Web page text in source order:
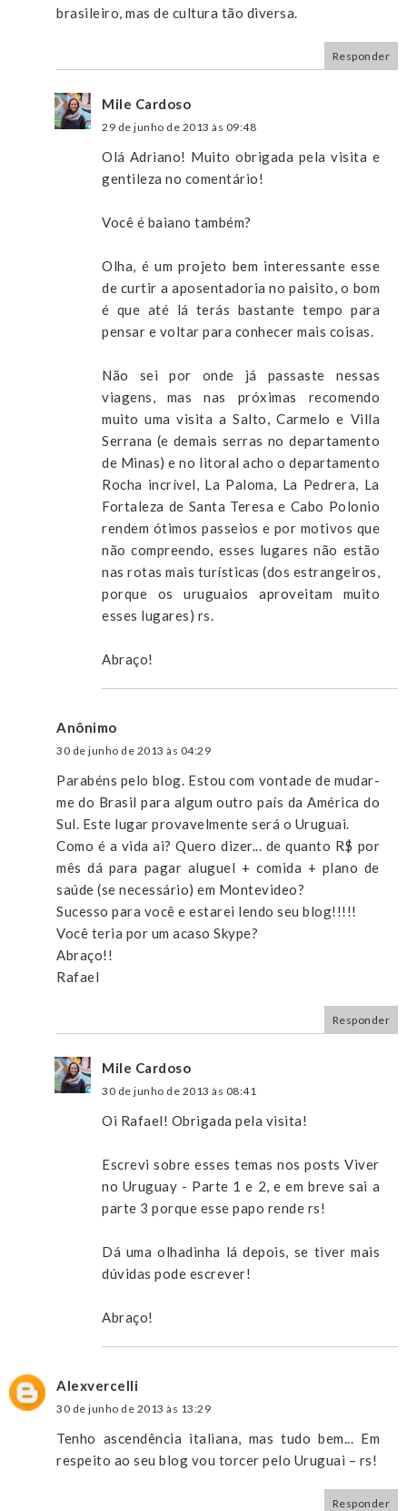
brasileiro, mas de cultura tão diversa.
Responder
Mile Cardoso
29 de junho de 2013 às 09:48
Olá Adriano! Muito obrigada pela visita e
gentileza no comentário!
Você é baiano também?
Olha, é um projeto bem interessante esse
de curtir a aposentadoria no paisito, o bom
é que até lá terás bastante tempo para
pensar e voltar para conhecer mais coisas.
Não sei por onde já passaste nessas
viagens, mas nas próximas recomendo
muito uma visita a Salto, Carmelo e Villa
Serrana (e demais serras no departamento
de Minas) e no litoral acho o departamento
Rocha incrível, La Paloma, La Pedrera, La
Fortaleza de Santa Teresa e Cabo Polonio
rendem ótimos passeios e por motivos que
não compreendo, esses lugares não estão
nas rotas mais turísticas (dos estrangeiros,
porque os uruguaios aproveitam muito
esses lugares) rs.
Abraço!
Anônimo
30 de junho de 2013 às 04:29
Parabéns pelo blog. Estou com vontade de mudar-
me do Brasil para algum outro país da América do
Sul. Este lugar provavelmente será o Uruguai.
Como é a vida ai? Quero dizer... de quanto R$ por
mês dá para pagar aluguel + comida + plano de
saúde (se necessário) em Montevideo?
Sucesso para você e estarei lendo seu blog!!!!!
Você teria por um acaso Skype?
Abraço!!
Rafael
Responder
Mile Cardoso
30 de junho de 2013 às 08:41
Oi Rafael! Obrigada pela visita!
Escrevi sobre esses temas nos posts Viver
no Uruguay - Parte 1 e 2, e em breve sai a
parte 3 porque esse papo rende rs!
Dá uma olhadinha lá depois, se tiver mais
dúvidas pode escrever!
Abraço!
Alexvercelli
30 de junho de 2013 às 13:29
Tenho ascendência italiana, mas tudo bem... Em
respeito ao seu blog vou torcer pelo Uruguai – rs!
Responder